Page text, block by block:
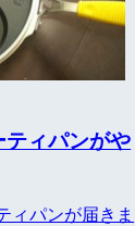
ティパンがや
ィパンが届きま